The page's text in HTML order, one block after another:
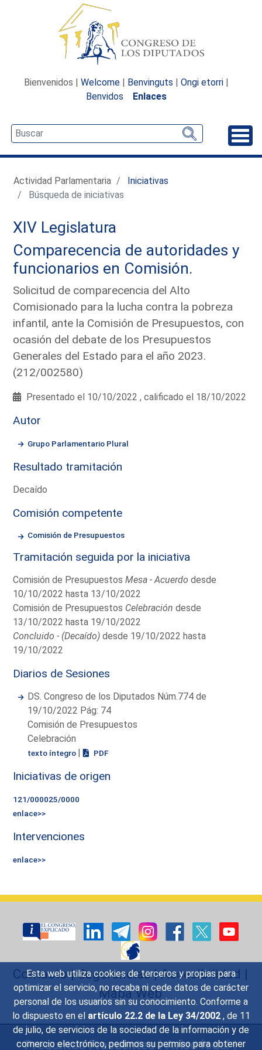
Esta web utiliza cookies de terceros y propias para
optimizar el servicio, no recaba ni cede datos de carácter
personal de los usuarios sin su conocimiento. Conforme a
lo dispuesto en el artículo 22.2 de la Ley 34/2002 , de 11
de julio, de servicios de la sociedad de la información y de
comercio electrónico, pedimos su permiso para obtener
Bienvenidos | Welcome | Benvinguts | Ongi etorri |
Benvidos
Enlaces
Actividad Parlamentaria
Iniciativas
Búsqueda de iniciativas
XIV Legislatura
Comparecencia de autoridades y
funcionarios en Comisión.
Solicitud de comparecencia del Alto
Comisionado para la lucha contra la pobreza
infantil, ante la Comisión de Presupuestos, con
ocasión del debate de los Presupuestos
Generales del Estado para el año 2023.
(212/002580)
Presentado el 10/10/2022 , calificado el 18/10/2022
Autor
Grupo Parlamentario Plural
Resultado tramitación
Decaído
Comisión competente
Comisión de Presupuestos
Tramitación seguida por la iniciativa
Comisión de PresupuestosMesa - Acuerdo desde
10/10/2022 hasta 13/10/2022
Comisión de Presupuestos Celebración desde
13/10/2022 hasta 19/10/2022
Concluido - (Decaído) desde 19/10/2022 hasta
19/10/2022
Diarios de Sesiones
DS. Congreso de los Diputados Núm.774 de
19/10/2022 Pág: 74
Comisión de Presupuestos
Celebración
texto íntegro | PDF
Iniciativas de origen
121/000025/0000
enlace>>
Intervenciones
enlace>>
Contacto|Sugerencias|Accesibilidad |
Mapa Web
Preguntas Frecuentes|Aviso legal|